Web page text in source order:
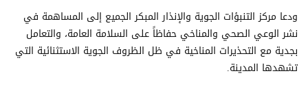
ودعا مركز التنبؤات الجوية والإنذار المبكر الجميع إلى المساهمة في
نشر الوعي الصحي والمناخي حفاظاً على السلامة العامة، والتعامل
بجدية مع التحذيرات المناخية في ظل الظروف الجوية الاستثنائية التي
تشهدها المدينة.